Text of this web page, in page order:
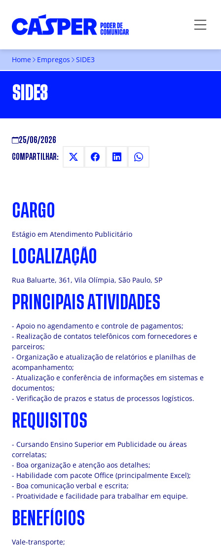
Home Empregos SIDE3
SIDE3
25/06/2026
COMPARTILHAR:
CARGO
Estágio em Atendimento Publicitário
LOCALIZAÇÃO
Rua Baluarte, 361, Vila Olímpia, São Paulo, SP
PRINCIPAIS ATIVIDADES
- Apoio no agendamento e controle de pagamentos;
- Realização de contatos telefônicos com fornecedores e
parceiros;
- Organização e atualização de relatórios e planilhas de
acompanhamento;
- Atualização e conferência de informações em sistemas e
documentos;
- Verificação de prazos e status de processos logísticos.
REQUISITOS
- Cursando Ensino Superior em Publicidade ou áreas
correlatas;
- Boa organização e atenção aos detalhes;
- Habilidade com pacote Office (principalmente Excel);
- Boa comunicação verbal e escrita;
- Proatividade e facilidade para trabalhar em equipe.
BENEFÍCIOS
Vale-transporte;